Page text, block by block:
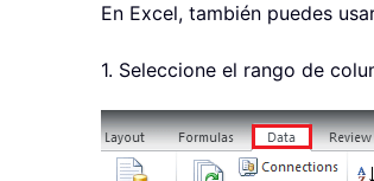
En Excel, también puedes
1. Seleccione el rango de